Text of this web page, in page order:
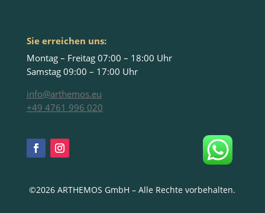
Sie erreichen uns:
Montag – Freitag 07:00 – 18:00 Uhr
Samstag 09:00 – 17:00 Uhr
info@arthemos.eu
+49 4761 996 020
©2026 ARTHEMOS GmbH – Alle Rechte vorbehalten.